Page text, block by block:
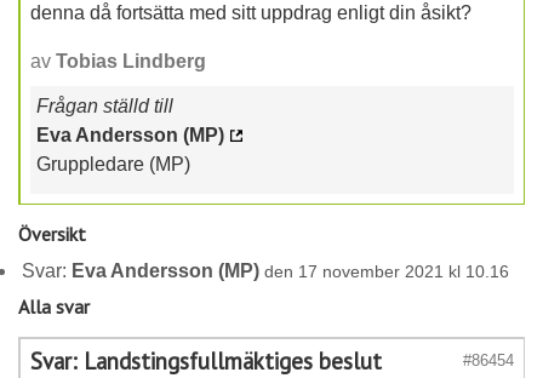
denna då fortsätta med sitt uppdrag enligt din åsikt?
av Tobias Lindberg
Frågan ställd till
Eva Andersson (MP)
Gruppledare (MP)
Översikt
Svar: Eva Andersson (MP) den 17 november 2021 kl 10.16
Alla svar
#86454
Svar: Landstingsfullmäktiges beslut